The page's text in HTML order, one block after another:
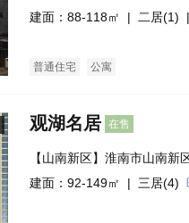
建面：88-118㎡ | 二居(1)
普通住宅 公寓
观湖名居 在售
【山南新区】淮南市山南新
湖路交汇
建面：92-149㎡ | 三居(4)